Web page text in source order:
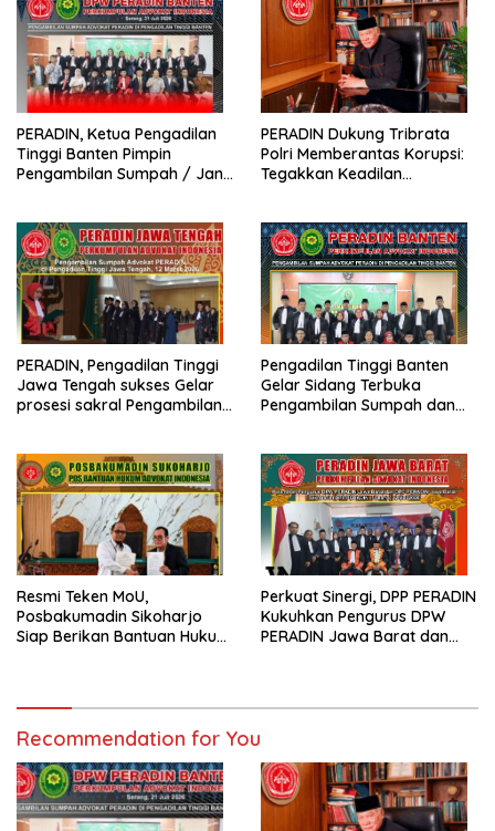
PERADIN, Ketua Pengadilan
Tinggi Banten Pimpin
Pengambilan Sumpah / Janji
PERADIN Dukung Tribrata
Polri Memberantas Korupsi:
Tegakkan Keadilan
PERADIN, Pengadilan Tinggi
Jawa Tengah sukses Gelar
prosesi sakral Pengambilan
Pengadilan Tinggi Banten
Gelar Sidang Terbuka
Pengambilan Sumpah dan
Resmi Teken MoU,
Posbakumadin Sikoharjo
Siap Berikan Bantuan Hukum
Perkuat Sinergi, DPP PERADIN
Kukuhkan Pengurus DPW
PERADIN Jawa Barat dan
Recommendation for You